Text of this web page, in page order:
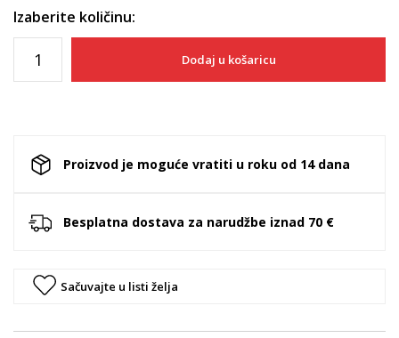
Izaberite količinu:
Dodaj u košaricu
Proizvod je moguće vratiti u roku od 14 dana
Besplatna dostava za narudžbe iznad 70 €
Sačuvajte u listi želja